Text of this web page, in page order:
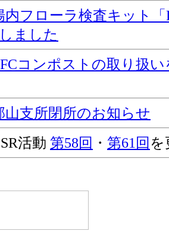
内フローラ検査キット「
ました
コンポストの取り扱
山支所閉所のお知らせ
活動 第58回 ・ 第61回 を